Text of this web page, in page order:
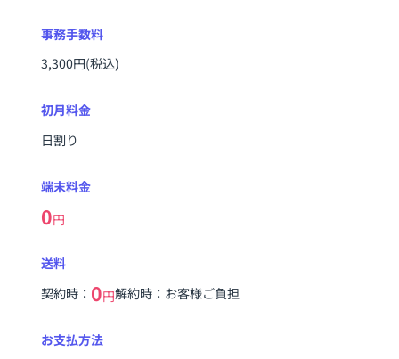
事務手数料
3,300円(税込)
初月料金
日割り
端末料金
0円
送料
契約時： 0円解約時：お客様ご負担
お支払方法